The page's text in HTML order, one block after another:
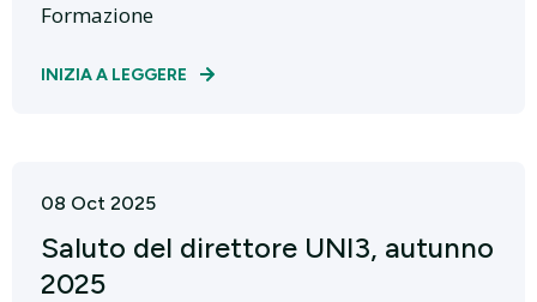
Formazione
INIZIA A LEGGERE
08 Oct 2025
Saluto del direttore UNI3, autunno
2025